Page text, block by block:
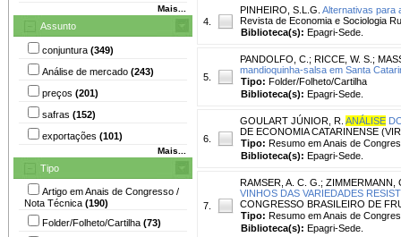
Mais...
Assunto
conjuntura (349)
Análise de mercado (243)
preços (201)
safras (152)
exportações (101)
Mais...
Tipo
Artigo em Anais de Congresso /
Nota Técnica (190)
Folder/Folheto/Cartilha (73)
4.
PINHEIRO, S.L.G. Alternativas para
Revista de Economia e Sociologia
Biblioteca(s): Epagri-Sede.
5.
PANDOLFO, C. ; RICCE, W. S. ;
mandioquinha-salsa em Santa
Tipo: Folder/Folheto/Cartilha
Biblioteca(s): Epagri-Sede.
6.
GOULART JÚNIOR, R. ANÁLISE
DE ECONOMIA CATARINENSE
Tipo: Resumo em Anais de
Biblioteca(s): Epagri-Sede.
7.
RAMSER, A. C. G. ; ZIMMERMANN,
VINHOS DAS VARIEDADES
CONGRESSO BRASILEIRO DE
Tipo: Resumo em Anais de
Biblioteca(s): Epagri-Sede.